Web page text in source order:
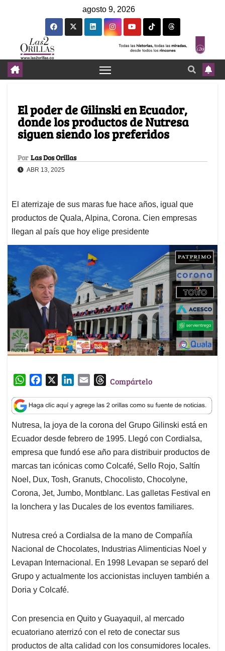
agosto 9, 2026
El poder de Gilinski en Ecuador,
donde los productos de Nutresa
siguen siendo los preferidos
Por Las Dos Orillas
ABR 13, 2025
El aterrizaje de sus maras fue hace años, igual que
productos de Quala, Alpina, Corona. Cien empresas
llegan al país que hoy elige presidente
W
a
t
s
A
p
p
c
e
b
o
o
k
n
k
e
d
I
n
a
i
l
T
r
e
a
d
s
Compártelo
Nutresa, la joya de la corona del Grupo Gilinski está en
Ecuador desde febrero de 1995. Llegó con Cordialsa,
empresa que fundó ese año para distribuir productos de
marcas tan icónicas como Colcafé, Sello Rojo, Saltín
Noel, Dux, Tosh, Granuts, Chocolisto, Chocolyne,
Corona, Jet, Jumbo, Montblanc. Las galletas Festival en
la lonchera y las Ducales de los eventos familiares.
Nutresa creó a Cordialsa de la mano de Compañía
Nacional de Chocolates, Industrias Alimenticias Noel y
Levapan Internacional. En 1998 Levapan se separó del
Grupo y actualmente los accionistas incluyen también a
Doria y Colcafé.
Con presencia en Quito y Guayaquil, al mercado
ecuatoriano aterrizó con el reto de conectar sus
productos de alta calidad con los consumidores locales.